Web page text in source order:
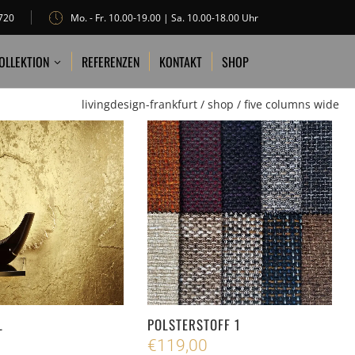
Mo. - Fr. 10.00-19.00 | Sa. 10.00-18.00 Uhr
REFERENZEN KONTAKT SHOP
REFERENZEN KONTAKT SHOP
livingdesign-frankfurt / shop / five columns wide
POLSTERSTOFF 1
€119,00